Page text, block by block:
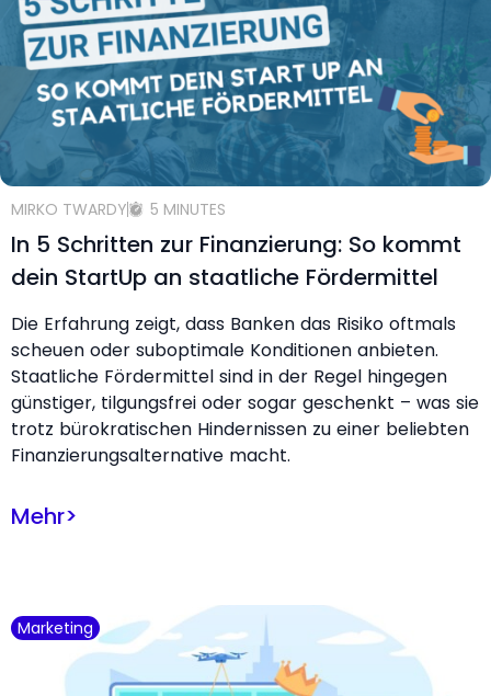
MIRKO TWARDY 5 MINUTES
In 5 Schritten zur Finanzierung: So kommt
dein StartUp an staatliche Fördermittel
Die Erfahrung zeigt, dass Banken das Risiko oftmals
scheuen oder suboptimale Konditionen anbieten.
Staatliche Fördermittel sind in der Regel hingegen
günstiger, tilgungsfrei oder sogar geschenkt – was sie
trotz bürokratischen Hindernissen zu einer beliebten
Finanzierungsalternative macht.
Mehr>
Marketing